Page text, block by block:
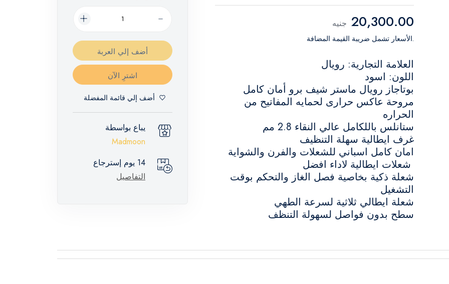
20,300.00 جنيه
.الأسعار تشمل ضريبة القيمة المضافة
العلامة التجارية: رويال
اللون: اسود
بوتاجاز رويال ماستر شيف برو أمان كامل
مروحة عاكس حرارى لحمايه المفاتيح من
الحراره
ستانلس باللكامل عالي النقاء 2.8 مم
غرف ايطالية سهلة التنظيف
امان كامل اسباني للشعلات والفرن والشواية
شعلات ايطالية لاداء افضل
شعلة ذكية بخاصية فصل الغاز والتحكم بوقت
التشغيل
شعلة ايطالي ثلاثية لسرعة الطهي
سطح بدون فواصل لسهولة التنظف
أضف إلي العربة
اشترِ الآن
أضف إلي قائمة المفضلة
يباع بواسطة
Madmoon
14 يوم إسترجاع
التفاصيل